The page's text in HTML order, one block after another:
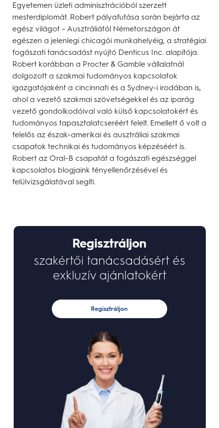
Egyetemen üzleti adminisztrációból szerzett
mesterdiplomát. Robert pályafutása során bejárta az
egész világot – Ausztráliától Németországon át
egészen a jelenlegi chicagói munkahelyéig, a stratégiai
fogászati tanácsadást nyújtó Denticus Inc. alapítója.
Robert korábban a Procter & Gamble vállalatnál
dolgozott a szakmai tudományos kapcsolatok
igazgatójaként a cincinnati és a Sydney-i irodában is,
ahol a vezető szakmai szövetségekkel és az iparág
vezető gondolkodóival való külső kapcsolatokért és
tudományos tapasztalatcseréért felelt. Emellett ő volt a
felelős az észak-amerikai és ausztráliai szakmai
csapatok technikai és tudományos képzéséért is.
Robert az Oral-B csapatát a fogászati egészséggel
kapcsolatos blogjaink tényellenőrzésével és
felülvizsgálatával segíti.
Regisztráljon
szakértői tanácsadásért és
exkluzív ajánlatokért
Regisztráljon